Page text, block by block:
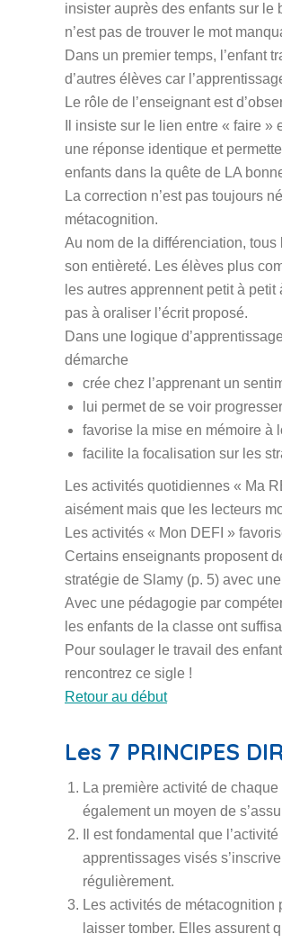
insister auprès des enfants sur le
n’est pas de trouver le mot
Dans un premier temps, l’enfant
d’autres élèves car
Le rôle de l’enseignant est
Il insiste sur le lien entre « faire
une réponse identique et
enfants dans la quête de LA
La correction n’est pas toujours
métacognition.
Au nom de la différenciation,
son entièreté. Les élèves plus
les autres apprennent petit à
pas à oraliser l’écrit proposé.
Dans une logique
démarche
crée chez l’apprenant un
lui permet de se voir
favorise la mise en mémoire à
facilite la focalisation sur les
Les activités quotidiennes « Ma
aisément mais que les lecteurs
Les activités « Mon DEFI »
Certains enseignants proposent
stratégie de Slamy (p. 5) avec
Avec une pédagogie par
les enfants de la classe ont
Pour soulager le travail des
rencontrez ce sigle !
Retour au début
Les 7 PRINCIPES
La première activité de
également un moyen de
Il est fondamental que
apprentissages visés
régulièrement.
Les activités de
laisser tomber. Elles assurent